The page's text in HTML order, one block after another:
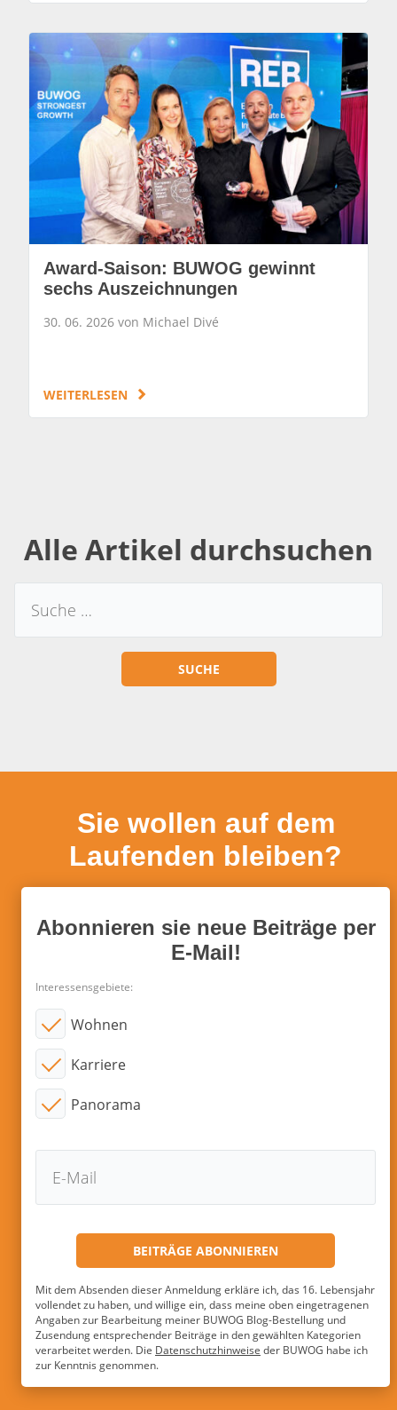
Award-Saison: BUWOG gewinnt
sechs Auszeichnungen
30. 06. 2026 von Michael Divé
WEITERLESEN
Alle Artikel durchsuchen
Sie wollen auf dem
Laufenden bleiben?
Abonnieren sie neue Beiträge per
E-Mail!
Interessensgebiete:
Wohnen
Karriere
Panorama
Mit dem Absenden dieser Anmeldung erkläre ich, das 16. Lebensjahr
vollendet zu haben, und willige ein, dass meine oben eingetragenen
Angaben zur Bearbeitung meiner BUWOG Blog-Bestellung und
Zusendung entsprechender Beiträge in den gewählten Kategorien
verarbeitet werden. Die Datenschutzhinweise der BUWOG habe ich
zur Kenntnis genommen.